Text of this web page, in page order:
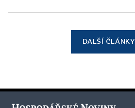
DALŠÍ ČLÁNKY